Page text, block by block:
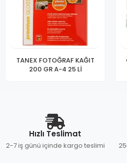
TANEX FOTOĞRAF KAĞIT
200 GR A-4 25 Lİ
Hızlı Teslimat
2-7 iş günü içinde kargo teslimi